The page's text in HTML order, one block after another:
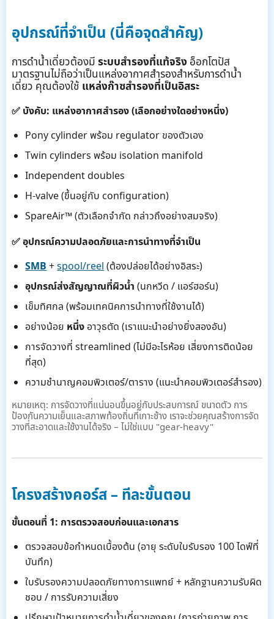
อุปกรณ์ที่จำเป็น (นี่คือจุดสำคัญ)
การดำน้ำเดี่ยวต้องมีระบบสำรองที่แท้จริงอ็อกโตปัส
มาตรฐานไม่ถือว่าเป็นแหล่งอากาศสำรองสำหรับการดำน้ำ
เดี่ยว คุณต้องใช้ แหล่งก๊าซสำรองที่เป็นอิสระ
✅ บังคับ: แหล่งอากาศสำรอง (เลือกอย่างใดอย่างหนึ่ง)
Pony cylinder พร้อม regulator ของตัวเอง
Twin cylinders พร้อม isolation manifold
Independent doubles
H-valve (ขึ้นอยู่กับ configuration)
SpareAir™ (ตัวเลือกจำกัด กล่าวถึงอย่างสมจริง)
✅ อุปกรณ์ความปลอดภัยและการนำทางที่จำเป็น
SMB+spool/reel(ต้องปล่อยได้อย่างอิสระ)
อุปกรณ์ส่งสัญญาณที่ผิวน้ำ (นกหวีด / แอร์ฮอร์น)
เข็มทิศกล (พร้อมเทคนิคการนำทางที่ใช้งานได้)
อย่างน้อย หนึ่ง อาวุธตัด (เราแนะนำอย่างยิ่งสองอัน)
การจัดวางที่ streamlined (ไม่มีอะไรห้อย เสี่ยงการติดน้อย
ที่สุด)
ความชำนาญคอมพิวเตอร์/ตาราง (แนะนำคอมพิวเตอร์สำรอง)
หมายเหตุ: การจัดวางที่แน่นอนขึ้นอยู่กับประสบการณ์ ขนาดตัว การ
ป้องกันความเย็นและสภาพท้องถิ่นที่เกาะช้าง เราจะช่วยคุณสร้างการจัด
วางที่สะอาดและใช้งานได้จริง – ไม่ใช่แบบ "gear-heavy"
โครงสร้างคอร์ส – ทีละขั้นตอน
ขั้นตอนที่ 1: การตรวจสอบก่อนและเอกสาร
ตรวจสอบข้อกำหนดเบื้องต้น (อายุ ระดับใบรับรอง 100 ไดฟ์ที่
บันทึก)
ใบรับรองความปลอดภัยทางการแพทย์ + หลักฐานความรับผิด
ชอบ / การรับความเสี่ยง